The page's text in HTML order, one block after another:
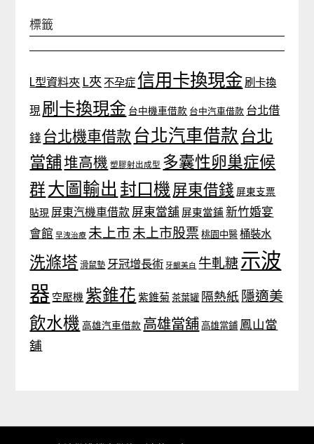
標籤
L型資料夾 L夾 不孕症 信用卡換現金 刷卡換
現 刷卡換現金 台中機車借款 台中汽車借款 台北借
錢 台北機車借款 台北汽車借款 台北
當舖堆高機 塑膠射出成型 多囊性卵巢症候
群大圖輸出 封口機 屏東借錢 屏東支票
貼現 屏東汽機車借款 屏東當舖 屏東當鋪 新竹婚宴
會館 早洩治療 未上市 未上市股票 桃園中醫 桶裝水
洗滌塔 滑鼠墊 牙冠增長術 牙齦美白 牛軋糖示波
器 空壓機 紫錐花 紫錐菊 茶葉罐 隔熱紙 隱適美
飲水機 高雄汽車借款 高雄當舖 高雄當鋪 鳳山當
舖